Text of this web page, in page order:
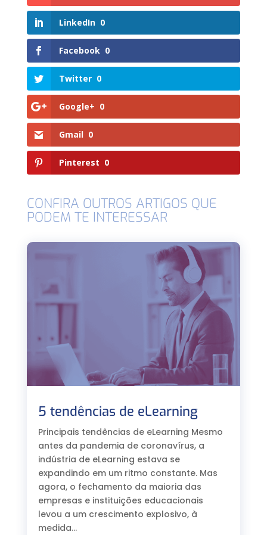
LinkedIn 0
Facebook 0
Twitter 0
Google+ 0
Gmail 0
Pinterest 0
CONFIRA OUTROS ARTIGOS QUE
PODEM TE INTERESSAR
5 tendências de eLearning
Principais tendências de eLearning Mesmo
antes da pandemia de coronavírus, a
indústria de eLearning estava se
expandindo em um ritmo constante. Mas
agora, o fechamento da maioria das
empresas e instituições educacionais
levou a um crescimento explosivo, à
medida...